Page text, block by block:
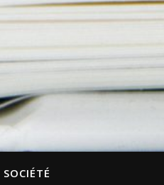
SOCIÉTÉ